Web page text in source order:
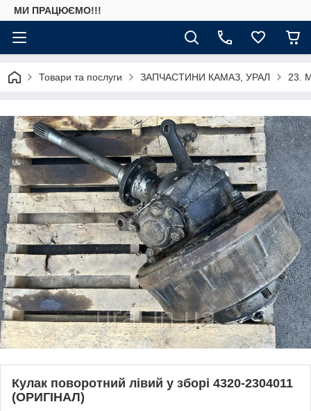
МИ ПРАЦЮЄМО!!!
Товари та послуги ЗАПЧАСТИНИ КАМАЗ, УРАЛ 23.
Кулак поворотний лівий у зборі 4320-2304011
(ОРИГІНАЛ)